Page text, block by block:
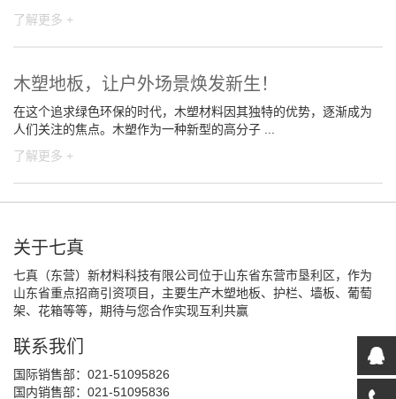
了解更多 +
木塑地板，让户外场景焕发新生！
在这个追求绿色环保的时代，木塑材料因其独特的优势，逐渐成为
人们关注的焦点。木塑作为一种新型的高分子 ...
了解更多 +
关于七真
七真（东营）新材料科技有限公司位于山东省东营市垦利区，作为
山东省重点招商引资项目，主要生产木塑地板、护栏、墙板、葡萄
架、花箱等等，期待与您合作实现互利共赢
联系我们
国际销售部：021-51095826
国内销售部：021-51095836